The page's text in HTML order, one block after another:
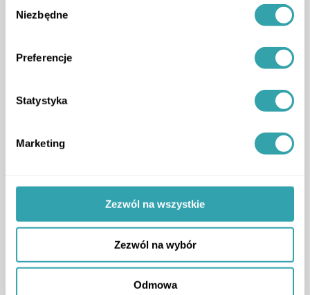
zgody
Niezbędne
Preferencje
Statystyka
Marketing
Zezwól na wszystkie
Zezwól na wybór
Odmowa
wzbogać ofertę do wyższej wersji i zyskaj więcej
budynki otoczenia
inwestycji